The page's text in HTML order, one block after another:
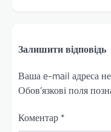
Залишити відповідь
Ваша e-mail адреса
Обов’язкові поля
Коментар *